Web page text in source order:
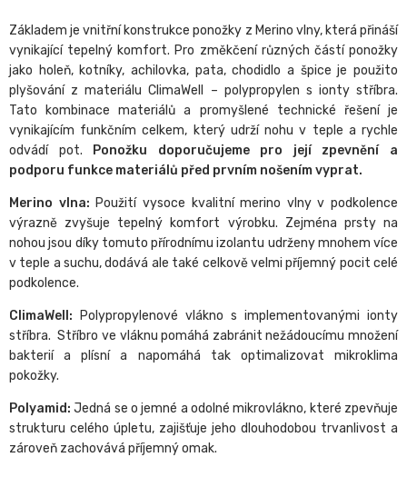
Základem je vnitřní konstrukce ponožky z Merino vlny, která přináší
vynikající tepelný komfort. Pro změkčení různých částí ponožky
jako holeň, kotníky, achilovka, pata, chodidlo a špice je použito
plyšování z materiálu ClimaWell – polypropylen s ionty stříbra.
Tato kombinace materiálů a promyšlené technické řešení je
vynikajícím funkčním celkem, který udrží nohu v teple a rychle
odvádí pot.
Ponožku doporučujeme pro její zpevnění a
podporu funkce materiálů před prvním nošením vyprat.
Merino vlna: Použití vysoce kvalitní merino vlny v podkolence
výrazně zvyšuje tepelný komfort výrobku. Zejména prsty na
nohou jsou díky tomuto přírodnímu izolantu udrženy mnohem více
v teple a suchu, dodává ale také celkově velmi příjemný pocit celé
podkolence.
ClimaWell: Polypropylenové vlákno s implementovanými ionty
stříbra. Stříbro ve vláknu pomáhá zabránit nežádoucímu množení
bakterií a plísní a napomáhá tak optimalizovat mikroklima
pokožky.
Polyamid:Jedná se o jemné a odolné mikrovlákno, které zpevňuje
strukturu celého úpletu, zajišťuje jeho dlouhodobou trvanlivost a
zároveň zachovává příjemný omak.